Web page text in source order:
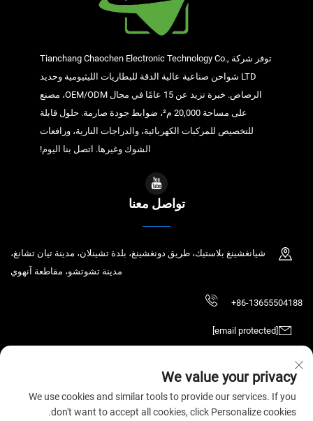
توفر شركة Tianchang Chaochen Electronic Technology Co.,
LTD شواحن صناعية عالية الدقة للبطاريات الليثيومية وحديد
الرصاص. خبرة تزيد عن 15 عامًا في مجال OEM/ODM، مصنع
على مساحة 20,000 م²، ضوابط جودة صارمة. حلول قابلة
للتخصيص للمركبات الكهربائية، والدراجات النارية، ورافعات
الشوك وغيرها. اتصل بنا اليوم!
تواصل معنا
شيانغشينغ بلاستيك، طريق دونغشينغ، بلدة تشينلان، مدينة تيان تشانغ،
مدينة تشوتشو، مقاطعة آنهوي
+86-13655504188
حقوق الطبع والنشر © 2025 تيان تشانغ تشاوتشين للتكنولوجيا الإلكترونية المحدودة.
جميع الحقوق محفوظة.سياسة الخصوصية
We value your privacy
We use cookies and similar tools to provide our services. If you
don't want to accept all cookies, click Personalize cookies.